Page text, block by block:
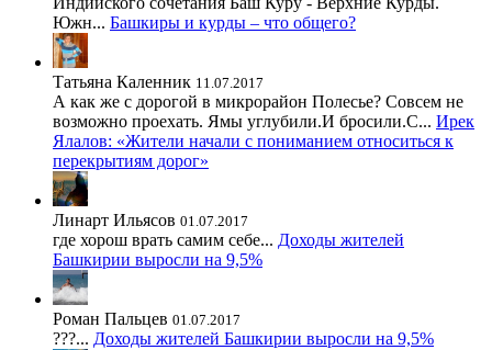
Южн... Башкиры и курды – что общего?
Татьяна Каленник 11.07.2017
А как же с дорогой в микрорайон Полесье? Совсем не
возможно проехать. Ямы углубили.И бросили.С... Ирек
Ялалов: «Жители начали с пониманием относиться к
перекрытиям дорог»
Линарт Ильясов 01.07.2017
где хорош врать самим себе... Доходы жителей
Башкирии выросли на 9,5%
Роман Пальцев 01.07.2017
???... Доходы жителей Башкирии выросли на 9,5%